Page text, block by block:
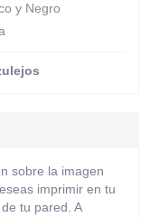
y Negro
sobre la imagen
imprimir en tu
tu pared. A